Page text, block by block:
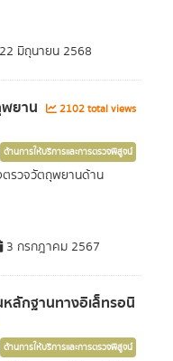
มิถุนายน 2568
ยาน
2102 total views
ด้านการให้บริการและการตรวจพิสูจน์
ตรวจวัตถุพยานด้าน
3 กรกฎาคม 2567
ลักฐานทางอิเล็ทรอนิ
ด้านการให้บริการและการตรวจพิสูจน์